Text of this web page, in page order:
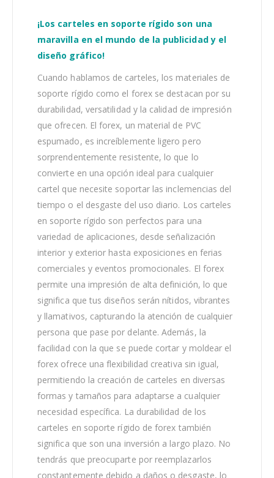
¡Los carteles en soporte rígido son una
maravilla en el mundo de la publicidad y el
diseño gráfico!
Cuando hablamos de carteles, los materiales de
soporte rígido como el forex se destacan por su
durabilidad, versatilidad y la calidad de impresión
que ofrecen. El forex, un material de PVC
espumado, es increíblemente ligero pero
sorprendentemente resistente, lo que lo
convierte en una opción ideal para cualquier
cartel que necesite soportar las inclemencias del
tiempo o el desgaste del uso diario. Los carteles
en soporte rígido son perfectos para una
variedad de aplicaciones, desde señalización
interior y exterior hasta exposiciones en ferias
comerciales y eventos promocionales. El forex
permite una impresión de alta definición, lo que
significa que tus diseños serán nítidos, vibrantes
y llamativos, capturando la atención de cualquier
persona que pase por delante. Además, la
facilidad con la que se puede cortar y moldear el
forex ofrece una flexibilidad creativa sin igual,
permitiendo la creación de carteles en diversas
formas y tamaños para adaptarse a cualquier
necesidad específica. La durabilidad de los
carteles en soporte rígido de forex también
significa que son una inversión a largo plazo. No
tendrás que preocuparte por reemplazarlos
constantemente debido a daños o desgaste, lo